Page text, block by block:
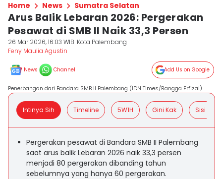
Home News Sumatra Selatan
Arus Balik Lebaran 2026: Pergerakan
Pesawat di SMB II Naik 33,3 Persen
26 Mar 2026, 16:03 WIB Kota Palembang
Feny Maulia Agustin
News Channel Add Us on Google
Penerbangan dari Bandara SMB II Palembang (IDN Times/Rangga Erfizal)
Intinya Sih Timeline 5W1H Gini Kak Sisi
Pergerakan pesawat di Bandara SMB II Palembang
saat arus balik Lebaran 2026 naik 33,3 persen
menjadi 80 pergerakan dibanding tahun
sebelumnya yang hanya 60 pergerakan.